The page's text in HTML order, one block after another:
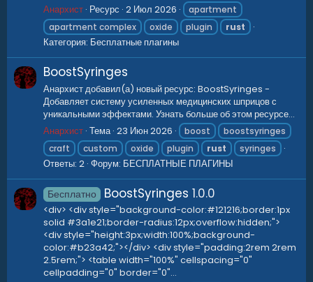
Анархист Ресурс 2 Июл 2026
apartment
apartment complex
oxide plugin rust
Категория: Бесплатные плагины
BoostSyringes
Анархист добавил(а) новый ресурс: BoostSyringes -
Добавляет систему усиленных медицинских шприцов с
уникальными эффектами. Узнать больше об этом ресурсе...
Анархист Тема 23 Июн 2026 boost
boostsyringes
craft
custom oxide plugin rust syringes
Ответы: 2 Форум: БЕСПЛАТНЫЕ ПЛАГИНЫ
Бесплатно BoostSyringes 1.0.0
<div> <div style="background-color:#121216;border:1px
solid #3a1e21;border-radius:12px;overflow:hidden;">
<div style="height:3px;width:100%;background-
color:#b23a42;"></div> <div style="padding:2rem 2rem
2.5rem;"> <table width="100%" cellspacing="0"
cellpadding="0" border="0"...